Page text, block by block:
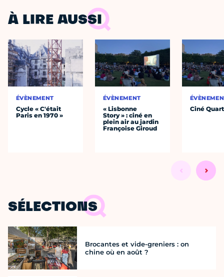
À LIRE AUSSI
ÉVÈNEMENT
Cycle « C'était
Paris en 1970 »
ÉVÈNEMENT
« Lisbonne
Story » : ciné en
plein air au jardin
Françoise Giroud
Ciné
SÉLECTIONS
Brocantes et vide-greniers : on
chine où en août ?